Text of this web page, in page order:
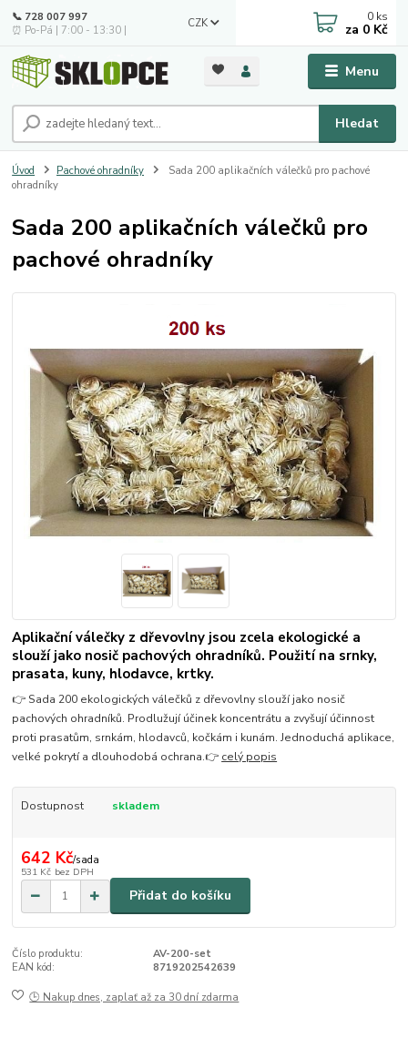
Menu
CZK
Hledat
📞 728 007 997
⏰ Po-Pá | 7:00 - 13:30 |
0 ks
za 0 Kč
Úvod Pachové ohradníky
Sada 200 aplikačních válečků pro pachové
ohradníky
Sada 200 aplikačních válečků pro
pachové ohradníky
Aplikační válečky z dřevovlny jsou zcela ekologické a
slouží jako nosič pachových ohradníků. Použití na srnky,
prasata, kuny, hlodavce, krtky.
👉 Sada 200 ekologických válečků z dřevovlny slouží jako nosič
pachových ohradníků. Prodlužují účinek koncentrátu a zvyšují účinnost
proti prasatům, srnkám, hlodavců, kočkám i kunám. Jednoduchá aplikace,
velké pokrytí a dlouhodobá ochrana.👉 celý popis
Dostupnost skladem
642 Kč/sada
531 Kč bez DPH
Přidat do košíku
Číslo produktu:
AV-200-set
EAN kód:
8719202542639
🕒 Nakup dnes, zaplať až za 30 dní zdarma